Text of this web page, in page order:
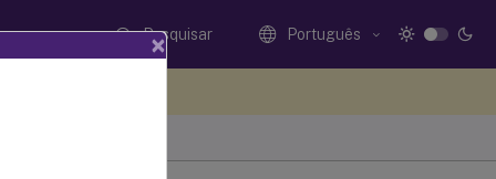
Pesquisar Português
×